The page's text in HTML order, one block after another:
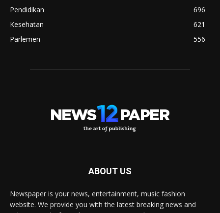
Pendidikan
696
Kesehatan
621
Parlemen
556
ABOUT US
Newspaper is your news, entertainment, music fashion
website. We provide you with the latest breaking news and